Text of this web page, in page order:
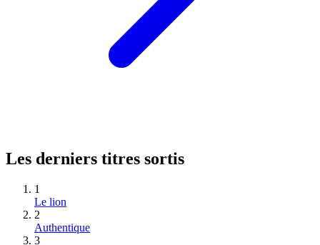
Les derniers titres sortis
1
Le lion
2
Authentique
3